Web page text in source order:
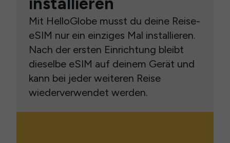
Mit HelloGlobe musst du deine Reise-
eSIM nur ein einziges Mal installieren.
Nach der ersten Einrichtung bleibt
dieselbe eSIM auf deinem Gerät und
kann bei jeder weiteren Reise
wiederverwendet werden.